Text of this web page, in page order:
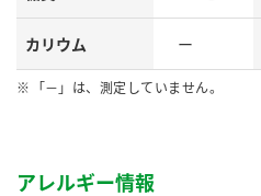
カリウム ー
「－」は、測定していません。
アレルギー情報